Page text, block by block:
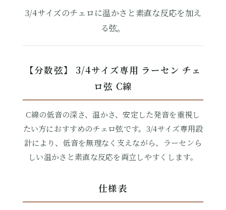
3/4サイズのチェロに温かさと素直な反応を加え
る弦。
【分数弦】 3/4サイズ専用 ラーセン チェ
ロ弦 C線
C線の低音の深さ、温かさ、安定した発音を重視し
たい方におすすめのチェロ弦です。3/4サイズ専用設
計により、低音を無理なく支えながら、ラーセンら
しい温かさと素直な反応を両立しやすくします。
仕様表